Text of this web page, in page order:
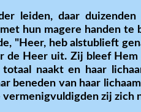
leiden, daar
hun magere handen
"Heer, heb alstublieft
de Heer uit. Zij bleef
totaal naakt en haar
beneden van haar
zij zich